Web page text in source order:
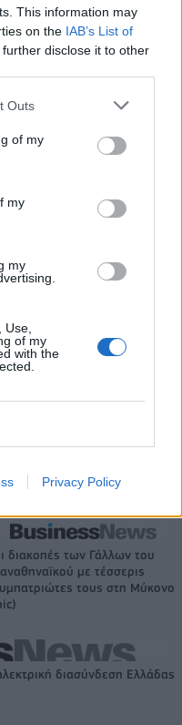
This information may
on the IAB’s List of
disclose it to other
Outs
of my
my
my
of my
with the
Privacy Policy
TV: Η σκακιέρα της νέας σεζόν
Διοικητικό Συμβούλιο -
στην KG Mobility
διακοπές των Γάλλων του
με τέσσερις
τους στη Μύκονο
διασύνδεση Ελλάδας